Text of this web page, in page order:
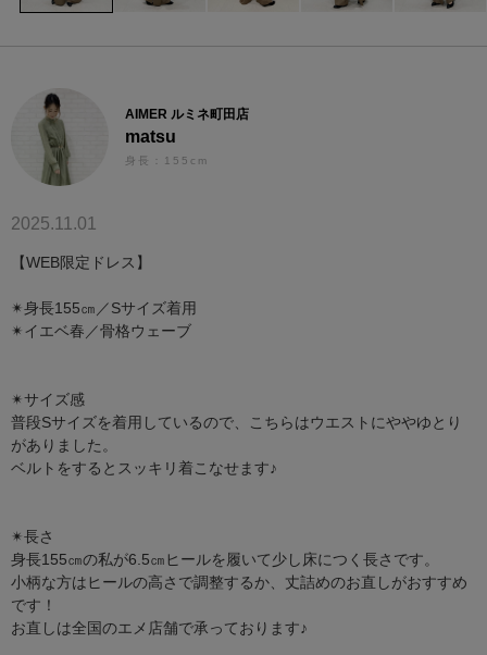
AIMER ルミネ町田店
matsu
身長：155cm
2025.11.01
【WEB限定ドレス】
✴︎身長155㎝／Sサイズ着用
✴︎イエベ春／骨格ウェーブ
✴︎サイズ感
普段Sサイズを着用しているので、こちらはウエストにややゆとり
がありました。
ベルトをするとスッキリ着こなせます♪
✴︎長さ
身長155㎝の私が6.5㎝ヒールを履いて少し床につく長さです。
小柄な方はヒールの高さで調整するか、丈詰めのお直しがおすすめ
です！
お直しは全国のエメ店舗で承っております♪